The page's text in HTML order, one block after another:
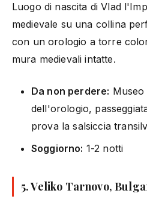
Luogo di nascita di Vlad
medievale su una collina
con un orologio a torre
mura medievali intatte.
Da non perdere:
dell'orologio,
prova la salsiccia
Soggiorno: 1-2 notti
5. Veliko Tarnovo,